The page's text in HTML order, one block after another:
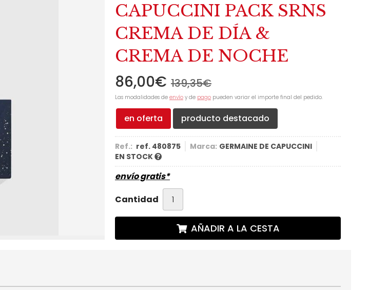
CAPUCCINI PACK SRNS
CREMA DE DÍA &
CREMA DE NOCHE
86,00€ 139,35€
Las modalidades de envío y de pago pueden variar el importe final del pedido.
en oferta producto destacado
Ref.: ref. 480875 Marca: GERMAINE DE CAPUCCINI
EN STOCK
envío gratis*
Cantidad
AÑADIR A LA CESTA